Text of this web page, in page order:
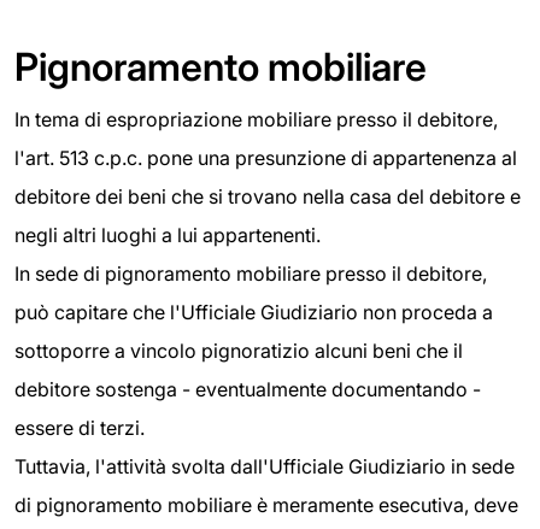
Pignoramento mobiliare
In tema di espropriazione mobiliare presso il debitore,
l'art. 513 c.p.c. pone una presunzione di appartenenza al
debitore dei beni che si trovano nella casa del debitore e
negli altri luoghi a lui appartenenti.
In sede di pignoramento mobiliare presso il debitore,
può capitare che l'Ufficiale Giudiziario non proceda a
sottoporre a vincolo pignoratizio alcuni beni che il
debitore sostenga - eventualmente documentando -
essere di terzi.
Tuttavia, l'attività svolta dall'Ufficiale Giudiziario in sede
di pignoramento mobiliare è meramente esecutiva, deve